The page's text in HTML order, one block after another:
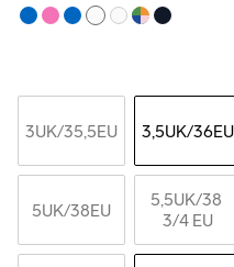
3UK/35,5EU 3,5UK/36EU
5UK/38EU 5,5UK/38
3/4 EU